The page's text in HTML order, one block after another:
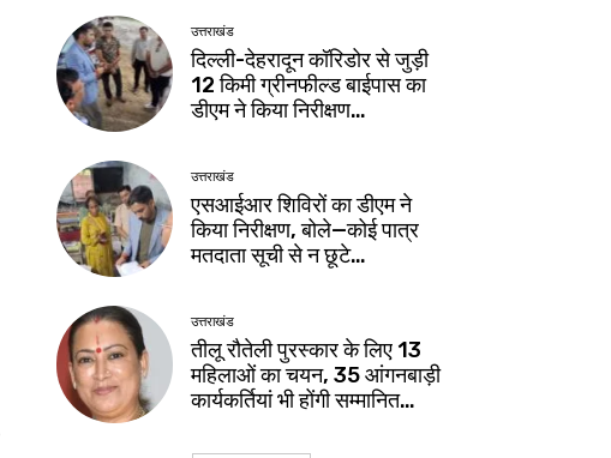
उत्तराखंड
दिल्ली-देहरादून कॉरिडोर से जुड़ी
12 किमी ग्रीनफील्ड बाईपास का
डीएम ने किया निरीक्षण…
उत्तराखंड
एसआईआर शिविरों का डीएम ने
किया निरीक्षण, बोले—कोई पात्र
मतदाता सूची से न छूटे…
उत्तराखंड
तीलू रौतेली पुरस्कार के लिए 13
महिलाओं का चयन, 35 आंगनबाड़ी
कार्यकर्तियां भी होंगी सम्मानित…